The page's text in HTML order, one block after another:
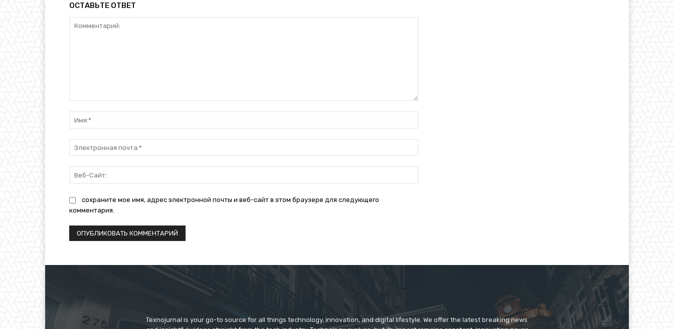
ОСТАВЬТЕ ОТВЕТ
почта:*
Сайт:
сохраните мое имя, адрес электронной почты и веб-сайт в этом браузере для следующего
комментария.
Texnojurnal is your go-to source for all things technology, innovation, and digital lifestyle. We offer the latest breaking news